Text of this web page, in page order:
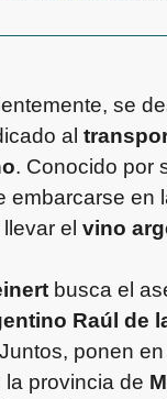
se
al
. Conocido por
embarcarse en
llevar el vino
busca el
Raúl de
ponen
la provincia de